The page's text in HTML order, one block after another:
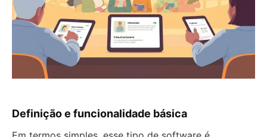
Definição e funcionalidade básica